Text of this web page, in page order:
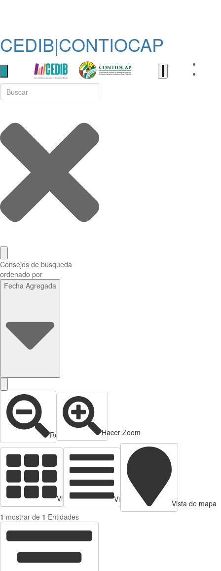
CEDIB|CONTIOCAP
Consejos de búsqueda
ordenado por
Fecha Agregada
Reducir zoom Hacer Zoom
Vista de tarjetas Vista de Tabla
Vista de mapa
1 mostrar de 1 Entidades